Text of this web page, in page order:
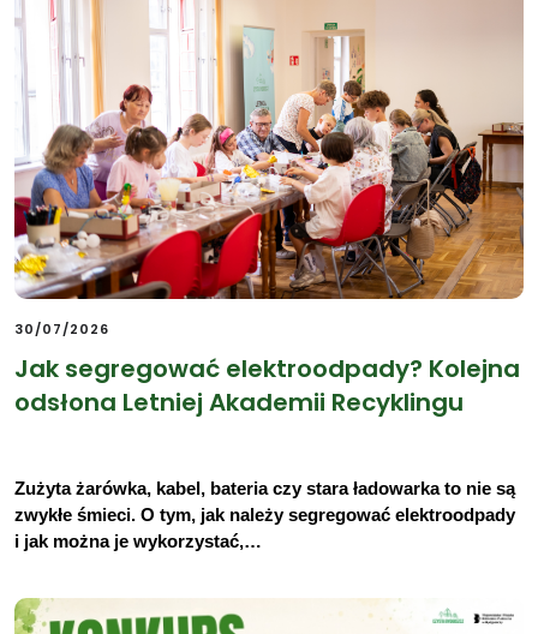
30/07/2026
Jak segregować elektroodpady? Kolejna
odsłona Letniej Akademii Recyklingu
Zużyta żarówka, kabel, bateria czy stara ładowarka to nie są
zwykłe śmieci. O tym, jak należy segregować elektroodpady
i jak można je wykorzystać,…